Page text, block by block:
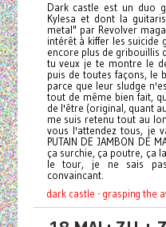
Dark castle est un duo
Kylesa et dont la
metal" par Revolver
intérêt à kiffer les suicide
encore plus de gribouillis
tu veux je te montre le
puis de toutes façons, le
parce que leur sludge
tout de même bien fait,
de l'être (original, quant
me suis retenu tout au
vous l'attendez tous, je
PUTAIN DE JAMBON DE
ça surchie, ça poutre, ça
le tour, je ne sais
convaincant.
dark castle - grasping the